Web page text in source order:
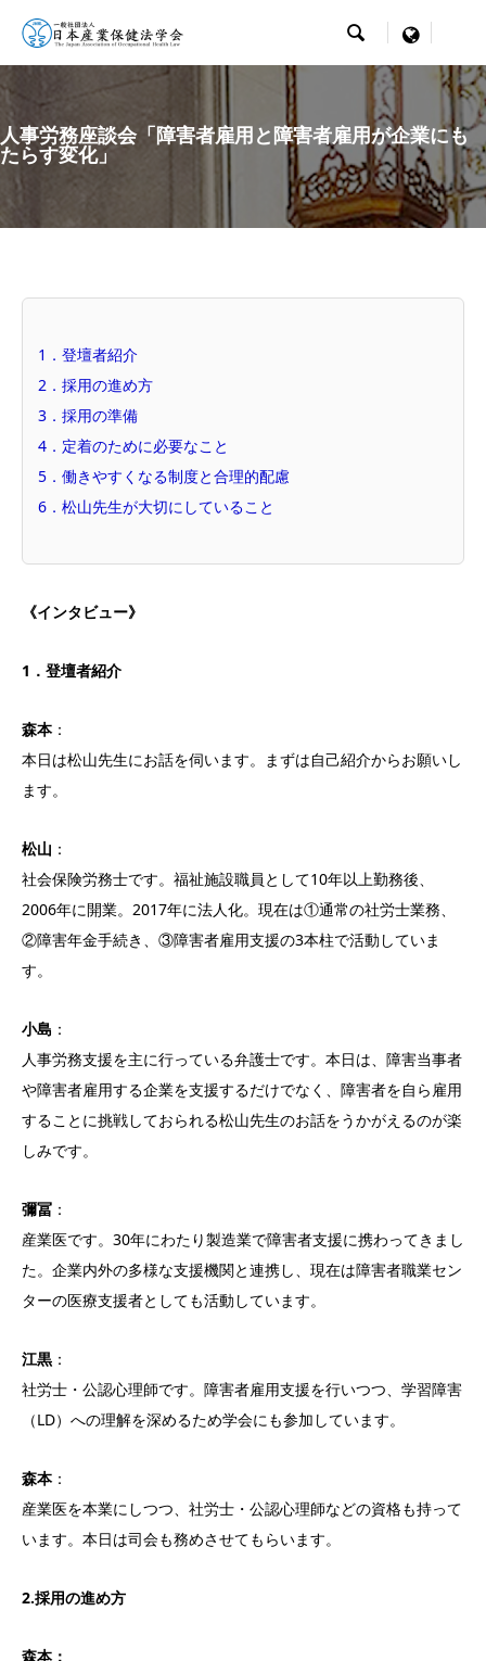

人事労務座談会「障害者雇用と障害者雇用が企業にも
たらす変化」
1．登壇者紹介
2．採用の進め方
3．採用の準備
4．定着のために必要なこと
5．働きやすくなる制度と合理的配慮
6．松山先生が大切にしていること
《インタビュー》
1．登壇者紹介
森本：
本日は松山先生にお話を伺います。まずは自己紹介からお願いし
ます。
松山 ：
社会保険労務士です。福祉施設職員として10年以上勤務後、
2006年に開業。2017年に法人化。現在は①通常の社労士業務、
②障害年金手続き、③障害者雇用支援の3本柱で活動していま
す。
小島 ：
人事労務支援を主に行っている弁護士です。本日は、障害当事者
や障害者雇用する企業を支援するだけでなく、障害者を自ら雇用
することに挑戦しておられる松山先生のお話をうかがえるのが楽
しみです。
彌冨 ：
産業医です。30年にわたり製造業で障害者支援に携わってきまし
た。企業内外の多様な支援機関と連携し、現在は障害者職業セン
ターの医療支援者としても活動しています。
江黒 ：
社労士・公認心理師です。障害者雇用支援を行いつつ、学習障害
（LD）への理解を深めるため学会にも参加しています。
森本：
産業医を本業にしつつ、社労士・公認心理師などの資格も持って
います。本日は司会も務めさせてもらいます。
2.採用の進め方
森本：